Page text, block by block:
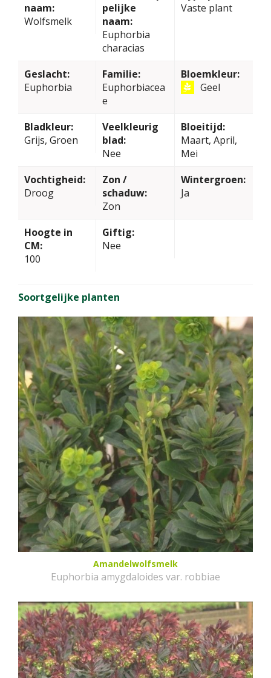
naam:
Wolfsmelk
pelijke
naam:
Euphorbia
characias
Vaste plant
Geslacht:
Euphorbia
Familie:
Euphorbiacea
e
Bloemkleur:
Geel
Bladkleur:
Grijs, Groen
Veelkleurig
blad:
Nee
Bloeitijd:
Maart, April,
Mei
Vochtigheid:
Droog
Zon /
schaduw:
Zon
Wintergroen:
Ja
Hoogte in
CM:
100
Giftig:
Nee
Soortgelijke planten
Amandelwolfsmelk
Euphorbia amygdaloides var. robbiae